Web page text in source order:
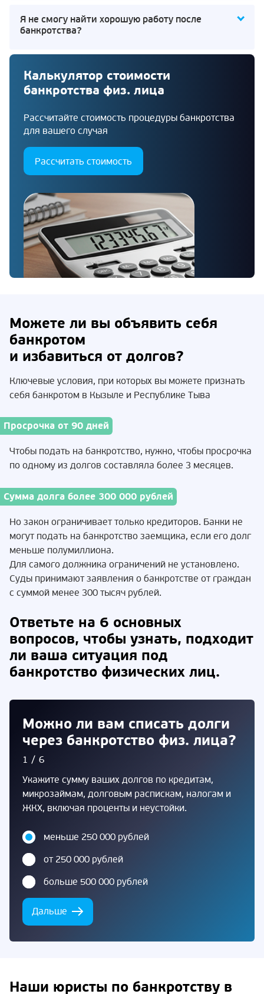
Я не смогу найти хорошую работу после
банкротства?
Калькулятор стоимости
банкротства физ. лица
Рассчитайте стоимость процедуры банкротства
для вашего случая
Рассчитать стоимость
Можете ли вы объявить себя
банкротом
и избавиться от долгов?
Ключевые условия, при которых вы можете признать
себя банкротом в Кызыле и Республике Тыва
Просрочка от 90 дней
Чтобы подать на банкротство, нужно, чтобы просрочка
по одному из долгов составляла более 3 месяцев.
Сумма долга более 300 000 рублей
Но закон ограничивает только кредиторов. Банки не
могут подать на банкротство заемщика, если его долг
меньше полумиллиона.
Для самого должника ограничений не установлено.
Суды принимают заявления о банкротстве от граждан
с суммой менее 300 тысяч рублей.
Ответьте на 6 основных
вопросов, чтобы узнать, подходит
ли ваша ситуация под
банкротство физических лиц.
Можно ли вам списать долги
через банкротство физ. лица?
1/6
Укажите сумму ваших долгов по кредитам,
микрозаймам, долговым распискам, налогам и
ЖКХ, включая проценты и неустойки.
меньше 250 000 рублей
от 250 000 рублей
больше 500 000 рублей
Дальше
Наши юристы по банкротству в